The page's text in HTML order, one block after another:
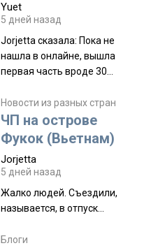
Yuet
5 дней назад
Jorjetta сказалa: Пока не
нашла в онлайне, вышла
первая часть вроде 30
Дивали 8 ноября.
Новости из разных стран
ЧП на острове
Фукок (Вьетнам)
Jorjetta
5 дней назад
Жалко людей. Съездили,
называется, в отпуск...
Блоги